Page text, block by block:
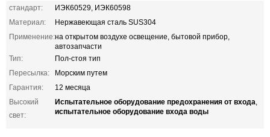
стандарт:
ИЭК60529, ИЭК60598
Материал:
Нержавеющая сталь SUS304
Применение:на открытом воздухе освещение, бытовой прибор,
автозапчасти
Тип:
Пол-стоя тип
Пересылка:
Морским путем
Гарантия:
12 месяца
Высокий
свет:
Испытательное оборудование предохранения от входа,
испытательное оборудование входа воды